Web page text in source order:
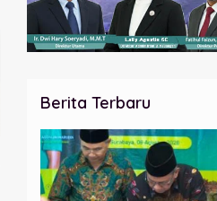
Berita Terbaru